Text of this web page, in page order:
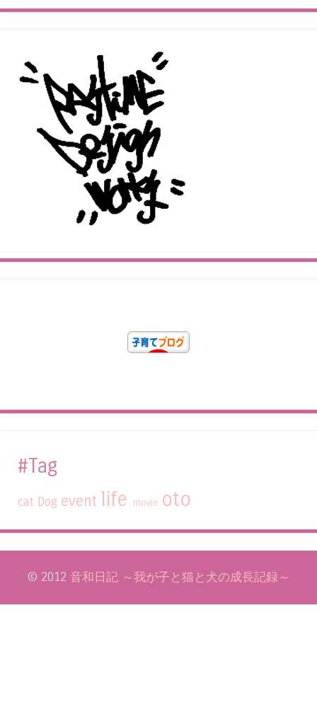
#Tag
cat Dog event life movie oto
© 2012 音和日記 ～我が子と猫と犬の成長記録～